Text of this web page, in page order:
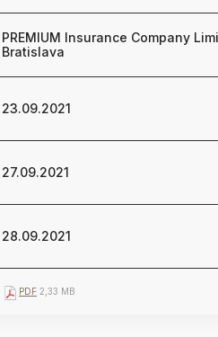
PREMIUM Insurance Company
Bratislava
23.09.2021
27.09.2021
28.09.2021
PDF 2,33 MB